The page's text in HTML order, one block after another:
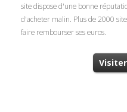
site dispose d'une bonne
d'acheter malin. Plus de 2000
faire rembourser ses euros.